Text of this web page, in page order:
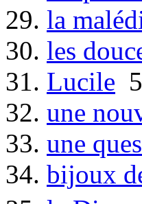
29. la
30. les
31. Lucile
32. une
33. une
34. bijoux